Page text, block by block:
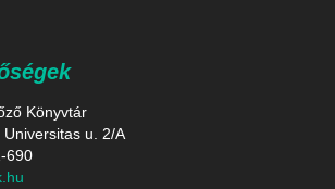
Könyvtár
u. 2/A
690